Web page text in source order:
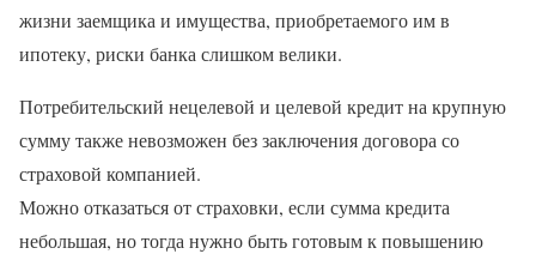
жизни заемщика и имущества, приобретаемого им в
ипотеку, риски банка слишком велики.
Потребительский нецелевой и целевой кредит на крупную
сумму также невозможен без заключения договора со
страховой компанией.
Можно отказаться от страховки, если сумма кредита
небольшая, но тогда нужно быть готовым к повышению